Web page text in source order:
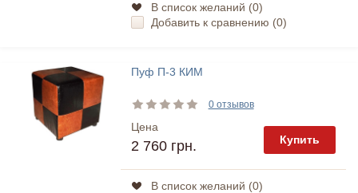
В список желаний (0)
Добавить к сравнению (0)
Пуф П-3 КИМ
0 отзывов
Цена
2 760 грн. Купить
В список желаний (0)